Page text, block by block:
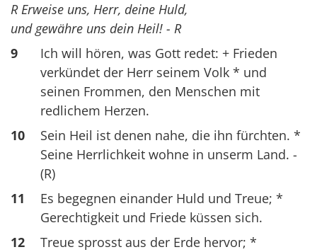
R Erweise uns, Herr, deine Huld,
und gewähre uns dein Heil! - R
9
Ich will hören, was Gott redet: + Frieden
verkündet der Herr seinem Volk * und
seinen Frommen, den Menschen mit
redlichem Herzen.
10
Sein Heil ist denen nahe, die ihn fürchten. *
Seine Herrlichkeit wohne in unserm Land. -
(R)
11
Es begegnen einander Huld und Treue; *
Gerechtigkeit und Friede küssen sich.
12
Treue sprosst aus der Erde hervor; *